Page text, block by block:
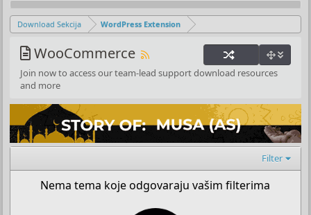
Download Sekcija WordPress Extension
WooCommerce
Join now to access our team-lead support download resources
and more
Filter
Nema tema koje odgovaraju vašim filterima